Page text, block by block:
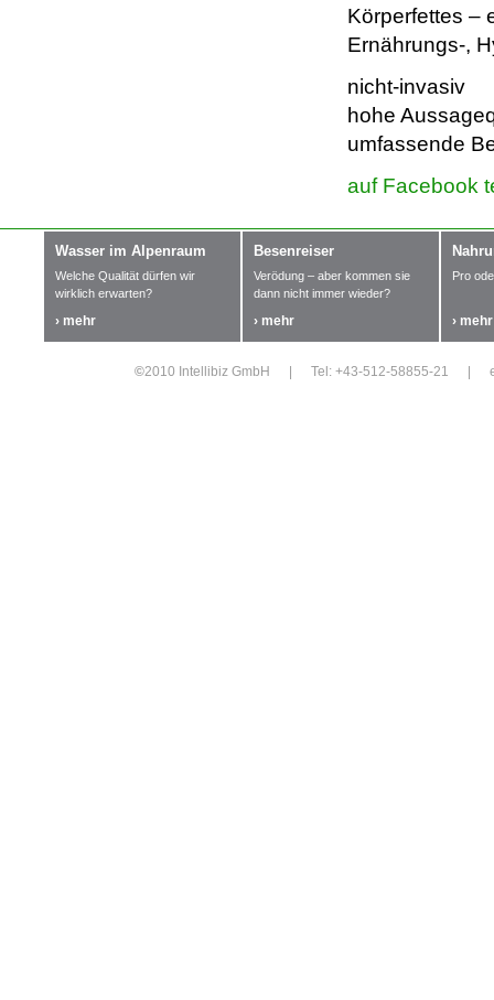
Körperfettes –
Ernährungs-,
nicht-invasiv
hohe
umfassende
auf Facebook
Wasser im Alpenraum
Welche Qualität dürfen wir
wirklich erwarten?
› mehr
Besenreiser
Verödung – aber kommen sie
dann nicht immer wieder?
› mehr
Pro
› mehr
©2010 Intellibiz GmbH Tel: +43-512-58855-21